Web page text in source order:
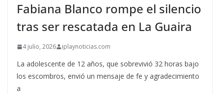
Fabiana Blanco rompe el silencio
tras ser rescatada en La Guaira
4 julio, 2026 iplaynoticias.com
La adolescente de 12 años, que sobrevivió 32 horas bajo
los escombros, envió un mensaje de fe y agradecimiento
a